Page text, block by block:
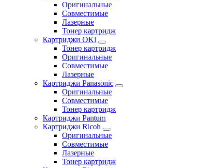
Оригинальные
Совместимые
Лазерные
Тонер картридж
Картриджи OKI
Тонер картридж
Оригинальные
Совместимые
Лазерные
Картриджи Panasonic
Оригинальные
Совместимые
Тонер картридж
Картриджи Pantum
Картриджи Ricoh
Оригинальные
Совместимые
Лазерные
Тонер картридж